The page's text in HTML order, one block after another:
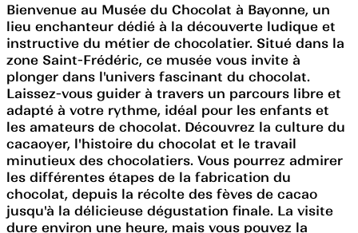
Bienvenue au Musée du Chocolat à Bayonne, un
lieu enchanteur dédié à la découverte ludique et
instructive du métier de chocolatier. Situé dans la
zone Saint-Frédéric, ce musée vous invite à
plonger dans l'univers fascinant du chocolat.
Laissez-vous guider à travers un parcours libre et
adapté à votre rythme, idéal pour les enfants et
les amateurs de chocolat. Découvrez la culture du
cacaoyer, l'histoire du chocolat et le travail
minutieux des chocolatiers. Vous pourrez admirer
les différentes étapes de la fabrication du
chocolat, depuis la récolte des fèves de cacao
jusqu'à la délicieuse dégustation finale. La visite
dure environ une heure, mais vous pouvez la